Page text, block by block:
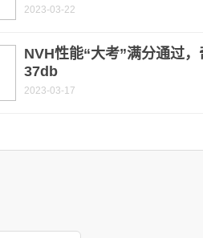
2023-03-22
NVH性能“大考”满分通过
37db
2023-03-17